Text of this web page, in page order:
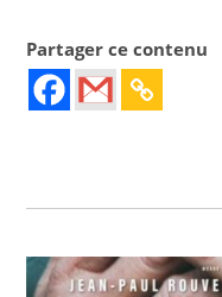
Partager ce contenu